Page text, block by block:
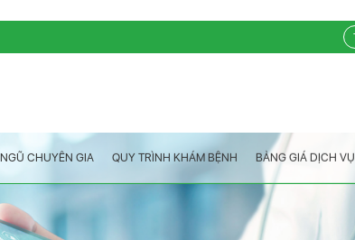
CHUYÊN GIA QUY TRÌNH KHÁM BỆNH BẢNG GIÁ DỊCH VỤ